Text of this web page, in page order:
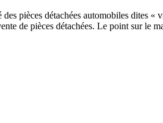
pièces détachées automobiles dites «
de pièces détachées. Le point sur le